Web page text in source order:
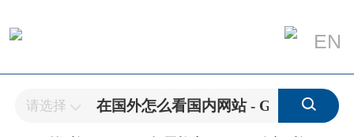
EN
请选择